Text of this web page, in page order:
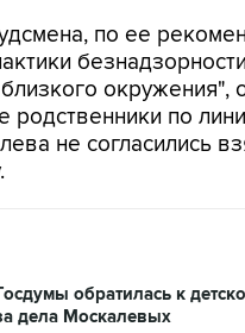
по ее
безнадзорности
окружения",
родственники по
не согласились
обратилась к
дела Москалевых